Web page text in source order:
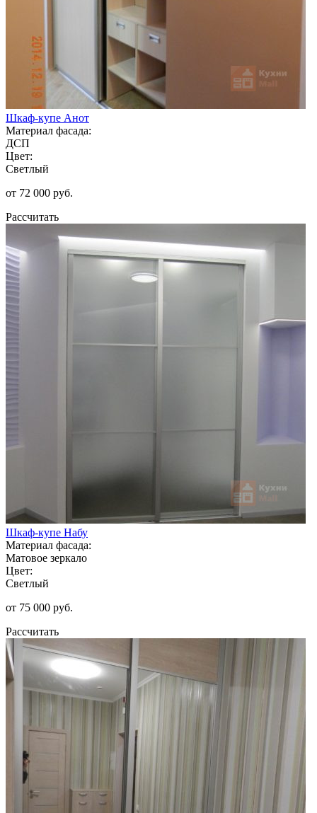
Шкаф-купе Анот
Материал фасада:
ДСП
Цвет:
Светлый
от 72 000 руб.
Рассчитать
Шкаф-купе Набу
Материал фасада:
Матовое зеркало
Цвет:
Светлый
от 75 000 руб.
Рассчитать